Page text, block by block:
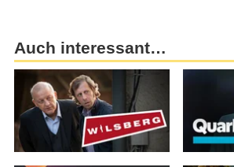
Auch interessant…